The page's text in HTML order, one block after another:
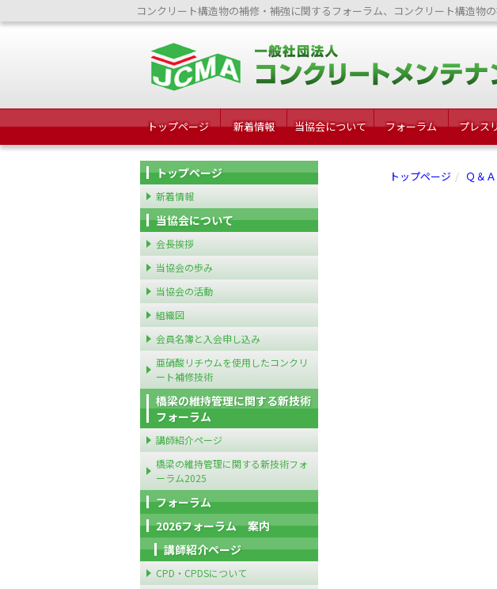
コンクリート構造物の補修・補強に関するフォーラム、コンクリート構造物
トップページ 新着情報 当協会について フォーラム プレス
トップページ Ｑ＆Ａ
トップページ
新着情報
当協会について
会長挨拶
当協会の歩み
当協会の活動
組織図
会員名簿と入会申し込み
亜硝酸リチウムを使用したコンクリ
ート補修技術
橋梁の維持管理に関する新技術
フォーラム
講師紹介ページ
橋梁の維持管理に関する新技術フォ
ーラム2025
フォーラム
2026フォーラム 案内
講師紹介ページ
CPD・CPDSについて